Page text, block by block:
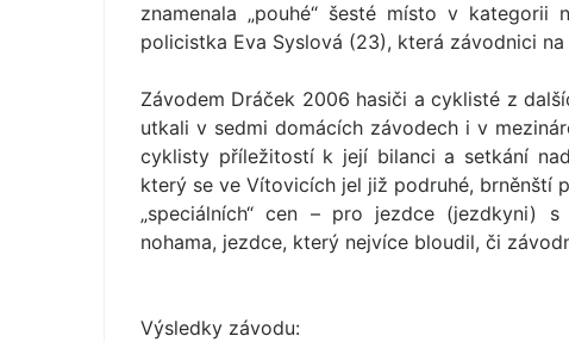
znamenala „pouhé“ šesté místo v
policistka Eva Syslová (23), která závodnici
Závodem Dráček 2006 hasiči a cyklisté z
utkali v sedmi domácích závodech i v
cyklisty příležitostí k její bilanci a setkání
který se ve Vítovicích jel již podruhé, brněnští
„speciálních“ cen – pro jezdce (jezdkyni)
nohama, jezdce, který nejvíce bloudil, či
Výsledky závodu: